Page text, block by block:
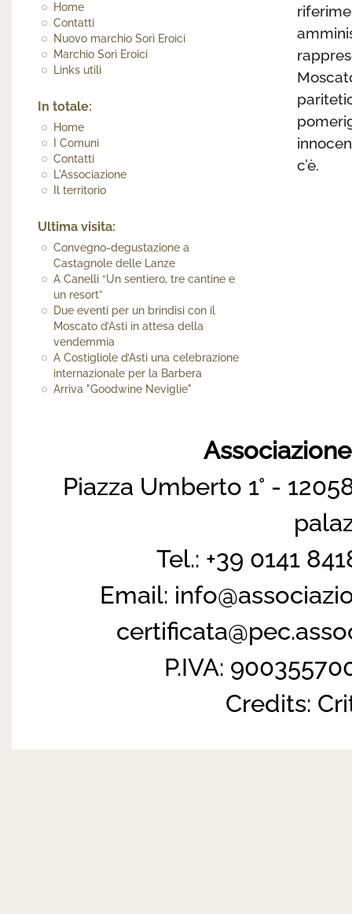
Home
Contatti
Nuovo marchio Sorì Eroici
Marchio Sorì Eroici
Links utili
In totale:
Home
I Comuni
Contatti
L'Associazione
Il territorio
Ultima visita:
Convegno-degustazione a
Castagnole delle Lanze
A Canelli “Un sentiero, tre cantine e
un resort”
Due eventi per un brindisi con il
Moscato d’Asti in attesa della
vendemmia
A Costigliole d’Asti una celebrazione
internazionale per la Barbera
Arriva "Goodwine Neviglie"
c’è.
Piazza Umberto 1° -
Tel.: +39 0141
Email:
P.IVA:
Credits: